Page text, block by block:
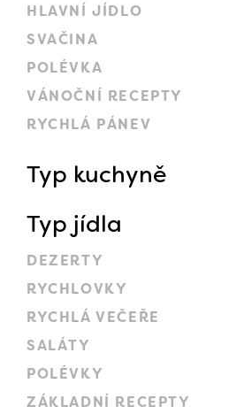
HLAVNÍ JÍDLO
SVAČINA
POLÉVKA
VÁNOČNÍ RECEPTY
RYCHLÁ PÁNEV
Typ kuchyně
Typ jídla
DEZERTY
RYCHLOVKY
RYCHLÁ VEČEŘE
SALÁTY
POLÉVKY
ZÁKLADNÍ RECEPTY